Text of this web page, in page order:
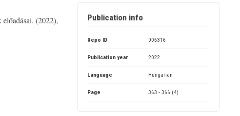
(2022),
Publication info
Repo ID 006316
Publication year 2022
Language Hungarian
Page 363 - 366 (4)